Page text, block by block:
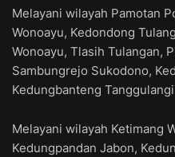
Melayani wilayah Pamotan
Wonoayu, Kedondong
Wonoayu, Tlasih Tulangan,
Sambungrejo Sukodono,
Kedungbanteng
Melayani wilayah Ketimang
Kedungpandan Jabon,